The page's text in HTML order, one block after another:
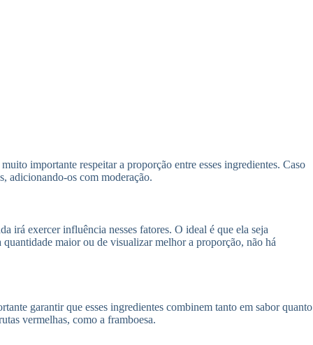
importante respeitar a proporção entre esses ingredientes. Caso
adicionando-os com moderação.
irá exercer influência nesses fatores. O ideal é que ela seja
maior ou de visualizar melhor a proporção, não há
garantir que esses ingredientes combinem tanto em sabor quanto
vermelhas, como a framboesa.